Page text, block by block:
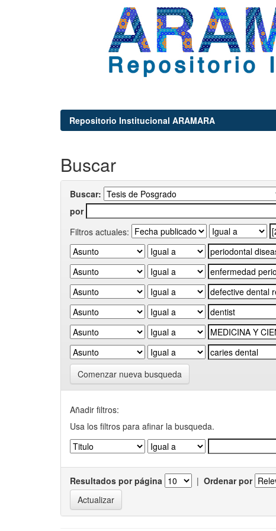
Repositorio Institucional ARAMARA
Buscar
Buscar:
por
Filtros actuales:
Comenzar nueva busqueda
Añadir filtros:
Usa los filtros para afinar la busqueda.
Resultados por página | Ordenar por